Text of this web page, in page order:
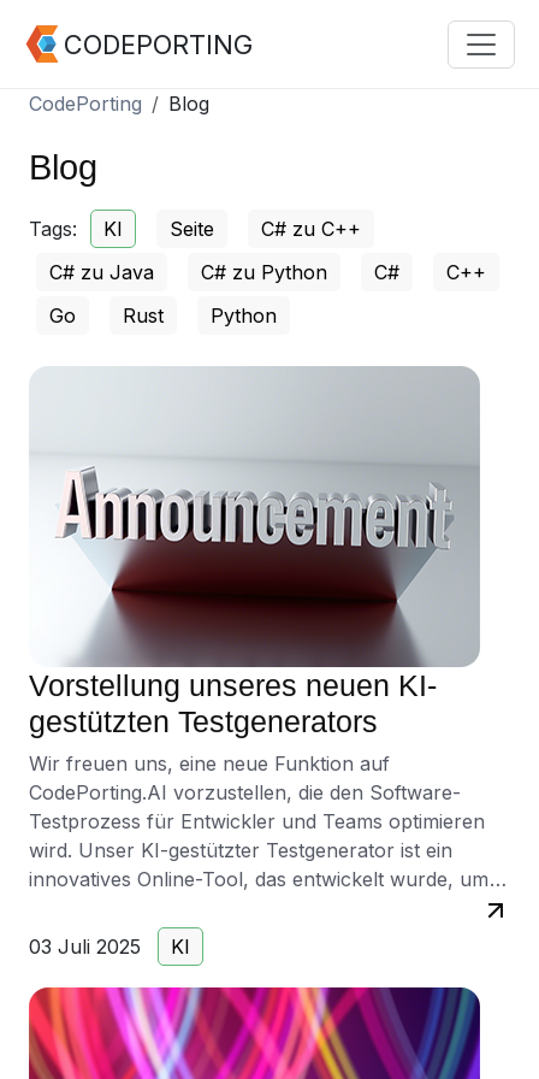
CODEPORTING
CodePorting Blog
Blog
Tags: KI Seite
C# zu C++
C# zu Java
C# zu Python C#
C++
Go
Rust Python
Vorstellung unseres neuen KI-
gestützten Testgenerators
Wir freuen uns, eine neue Funktion auf
CodePorting.AI vorzustellen, die den Software-
Testprozess für Entwickler und Teams optimieren
wird. Unser KI-gestützter Testgenerator ist ein
innovatives Online-Tool, das entwickelt wurde, um
und so die Effizienz und Qualität der
Softwareentwicklung zu steigern. Durch den Einsatz
fortschrittlicher künstlicher Intelligenz analysiert
dieses Tool Codebasen und ermöglicht die
automatische Generierung von Unit-Tests. Dabei
03 Juli 2025 KI